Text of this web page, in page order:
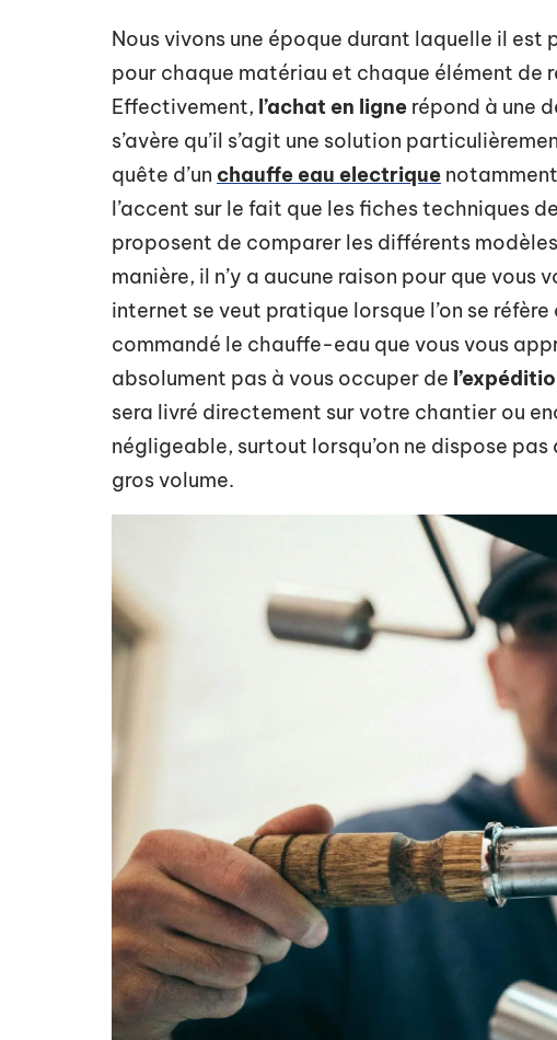
Nous vivons une époque durant laquelle il
pour chaque matériau et chaque élément de
Effectivement, l’achat en ligne répond à une
s’avère qu’il s’agit une solution
quête d’un chauffe eau electrique
l’accent sur le fait que les fiches techniques
proposent de comparer les différents
manière, il n’y a aucune raison pour que vous
internet se veut pratique lorsque l’on se
commandé le chauffe-eau que vous vous
absolument pas à vous occuper de
sera livré directement sur votre chantier ou
négligeable, surtout lorsqu’on ne dispose
gros volume.